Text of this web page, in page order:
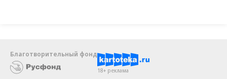
Благотворительный фонд